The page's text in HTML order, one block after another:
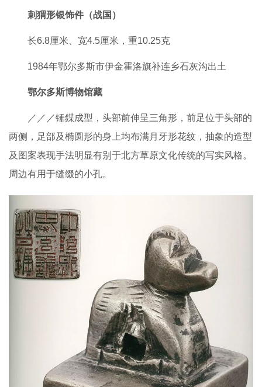
刺猬形银饰件（战国）
长6.8厘米、宽4.5厘米，重10.25克
1984年鄂尔多斯市伊金霍洛旗补连乡石灰沟出土
鄂尔多斯博物馆藏
／／／锤鍱成型，头部前伸呈三角形，前足位于头部的
两侧，足部及椭圆形的身上均布满月牙形花纹，抽象的造型
及图案表现手法明显有别于北方草原文化传统的写实风格。
周边有用于缝缀的小孔。